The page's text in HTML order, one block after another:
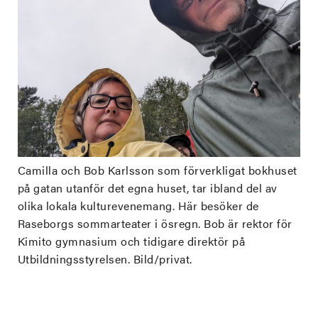
Camilla och Bob Karlsson som förverkligat bokhuset
på gatan utanför det egna huset, tar ibland del av
olika lokala kulturevenemang. Här besöker de
Raseborgs sommarteater i ösregn. Bob är rektor för
Kimito gymnasium och tidigare direktör på
Utbildningsstyrelsen. Bild/privat.